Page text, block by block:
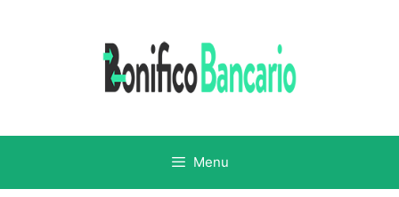
Menu